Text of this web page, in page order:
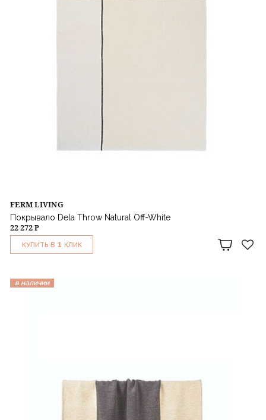
FERM LIVING
Покрывало Dela Throw Natural Off-White
22 272 ₽
КУПИТЬ В 1 КЛИК
в наличии